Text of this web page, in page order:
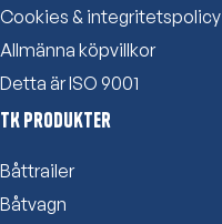
Cookies & integritetspolicy
Allmänna köpvillkor
Detta är ISO 9001
TK Produkter
Båttrailer
Båtvagn